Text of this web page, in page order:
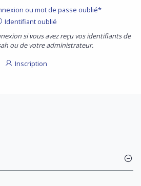
ou mot de passe oublié*
Identifiant oublié
si vous avez reçu vos identifiants de
ou de votre administrateur.
Inscription